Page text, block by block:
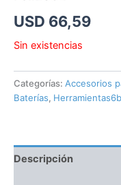
USD 66,59
Sin existencias
Categorías: Accesorios
Baterías,
Descripción